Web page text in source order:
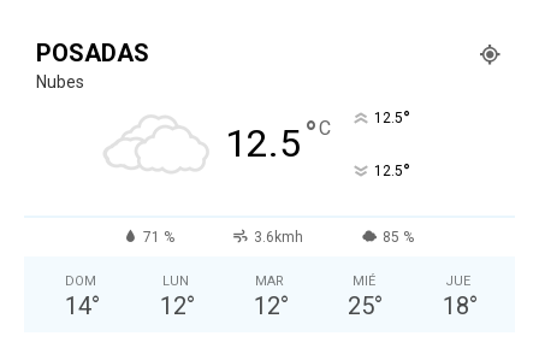
POSADAS
Nubes
12.5°C 12.5°
12.5°
71 % 3.6kmh 85 %
DOM
14°
LUN
12°
MAR
12°
MIÉ
25°
JUE
18°